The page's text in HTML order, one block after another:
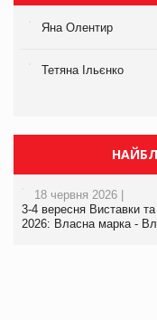
Яна Олентир
Тетяна Ільєнко
18 червня 2026 |
3-4 вересня Виставки
2026: Власна марка -